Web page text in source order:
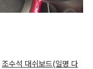
조수석 대쉬보드(일명 다